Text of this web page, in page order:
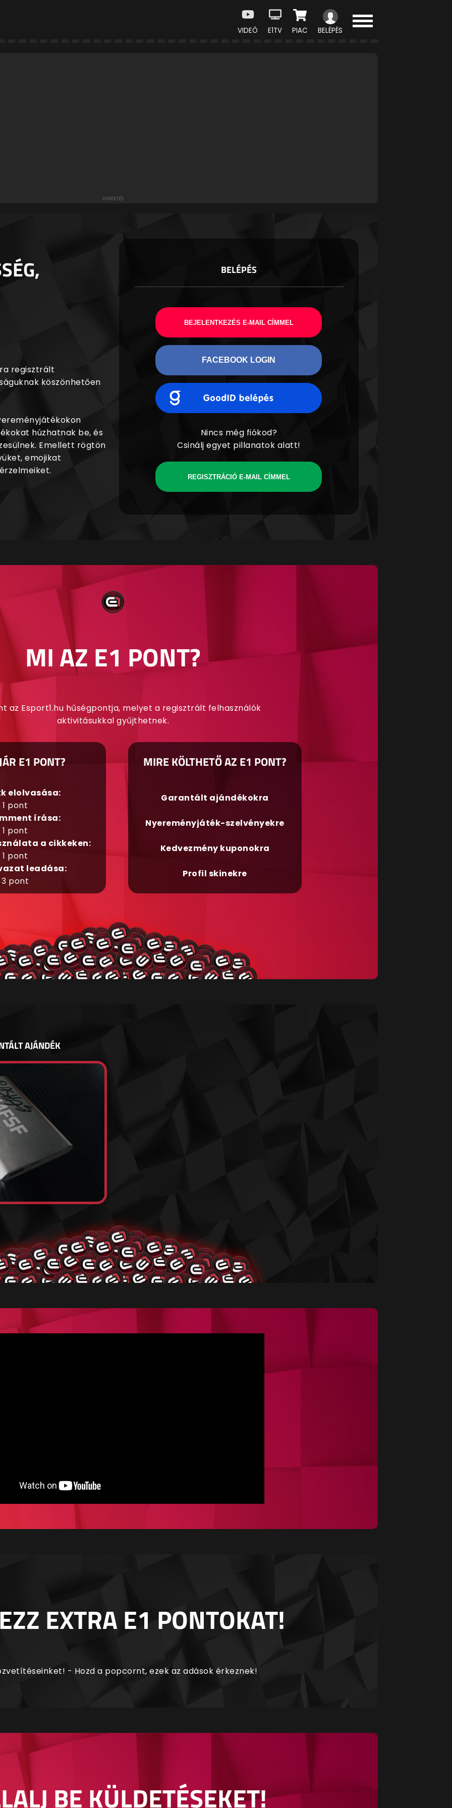
VIDEÓ E1TV PIAC BELÉPÉS
regisztrált
köszönhetően
húzhatnak be, és
Emellett rögtön
emojikat
BELÉPÉS
BEJELENTKEZÉS E-MAIL CÍMMEL
FACEBOOK LOGIN
Nincs még fiókod?
Csinálj egyet pillanatok alatt!
REGISZTRÁCIÓ E-MAIL CÍMMEL
MI AZ E1 PONT?
az Esport1.hu hűségpontja, melyet a regisztrált felhasználók
aktivitásukkal gyűjthetnek.
E1 PONT?
elolvasása:
1 pont
írása:
1 pont
a cikkeken:
1 pont
leadása:
3 pont
MIRE KÖLTHETŐ AZ E1 PONT?
Garantált ajándékokra
Nyereményjáték-szelvényekre
Kedvezmény kuponokra
Profil skinekre
AJÁNDÉK
EXTRA E1 PONTOKAT!
- Hozd a popcornt, ezek az adások érkeznek!
BE KÜLDETÉSEKET!